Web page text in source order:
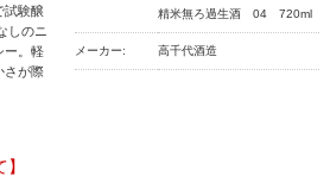
試験醸
しのニ
ー。軽
さが際
精米無ろ過生酒 04 720ml
メーカー: 高千代酒造